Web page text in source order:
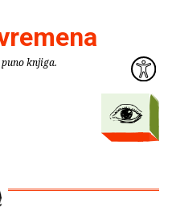
puno knjiga.